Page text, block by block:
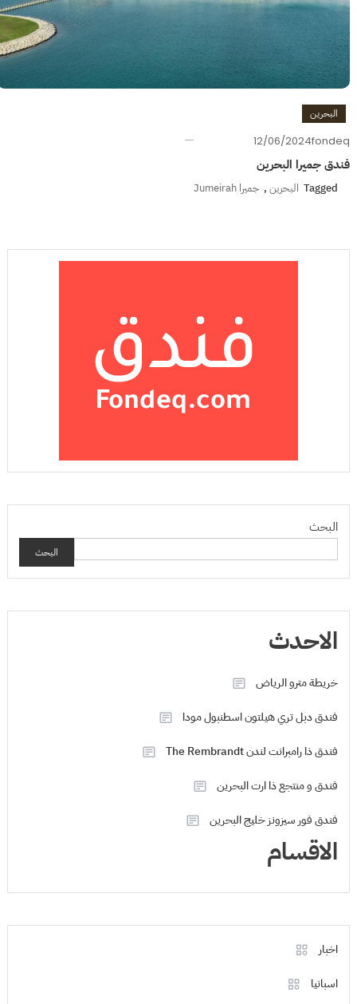
البحرين
12/06/2024fondeq
فندق جميرا البحرين
Tagged البحرين , جميرا Jumeirah
البحث
البحث
الاحدث
خريطة مترو الرياض
فندق دبل تري هيلتون اسطنبول مودا
فندق ذا رامبرانت لندن The Rembrandt
فندق و منتجع ذا ارت البحرين
فندق فور سيزونز خليج البحرين
الاقسام
اخبار
اسبانيا